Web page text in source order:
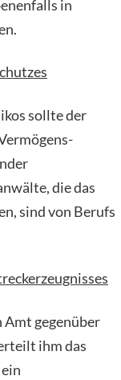
in
sollte der
die das
sind von Berufs
gegenüber
ihm das